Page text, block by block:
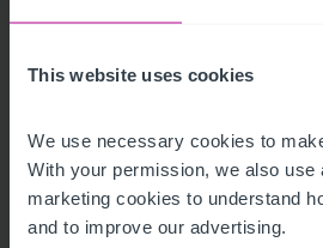
This website uses cookies
We use necessary cookies to
With your permission, we also use
marketing cookies to understand
and to improve our advertising.
Christie & Co veröffentlicht
Pressemitteilungen Hotels